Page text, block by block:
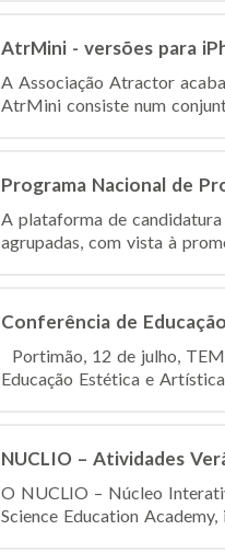
AtrMini - versões para
A Associação Atractor
AtrMini consiste num
Programa Nacional de
A plataforma de candidatura
agrupadas, com vista à
Conferência de
Portimão, 12 de julho,
Educação Estética e
NUCLIO – Atividades
O NUCLIO – Núcleo
Science Education